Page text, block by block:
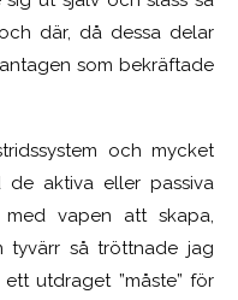
där, då dessa delar
som bekräftade
och mycket
aktiva eller passiva
med vapen att skapa,
tyvärr så tröttnade jag
utdraget ”måste” för